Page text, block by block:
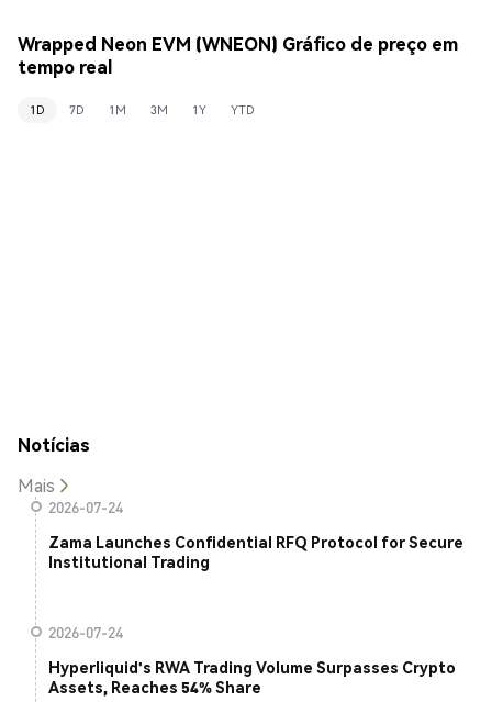
Wrapped Neon EVM (WNEON) Gráfico de preço em
tempo real
1D 7D 1M 3M 1Y YTD
Notícias
Mais
2026-07-24
Zama Launches Confidential RFQ Protocol for Secure
Institutional Trading
2026-07-24
Hyperliquid's RWA Trading Volume Surpasses Crypto
Assets, Reaches 54% Share